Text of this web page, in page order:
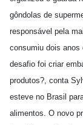
gôndolas de
responsável pela
consumiu dois anos
desafio foi criar
produtos?, conta
esteve no Brasil
alimentos. O novo